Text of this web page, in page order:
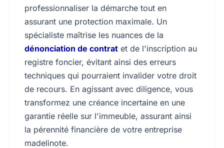
professionnaliser la démarche tout en
assurant une protection maximale. Un
spécialiste maîtrise les nuances de la
dénonciation de contrat et de l'inscription au
registre foncier, évitant ainsi des erreurs
techniques qui pourraient invalider votre droit
de recours. En agissant avec diligence, vous
transformez une créance incertaine en une
garantie réelle sur l'immeuble, assurant ainsi
la pérennité financière de votre entreprise
madelinote.